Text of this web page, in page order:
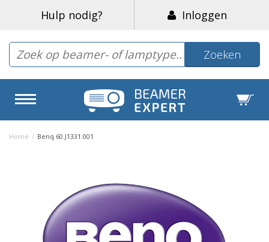
Hulp nodig? Inloggen
Zoeken
Home / Benq 60.J1331.001